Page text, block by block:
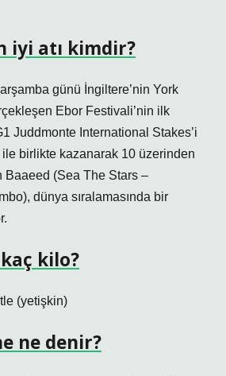
iyi atı kimdir?
günü İngiltere’nin York
Ebor Festivali’nin ilk
Juddmonte International Stakes’i
birlikte kazanarak 10 üzerinden
Baaeed (Sea The Stars –
dünya sıralamasında bir
kilo?
(yetişkin)
ne denir?